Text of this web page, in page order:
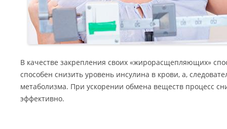
В качестве закрепления своих «жирорасщепляющих»
способен снизить уровень инсулина в крови, а,
метаболизма. При ускорении обмена веществ процесс
эффективно.